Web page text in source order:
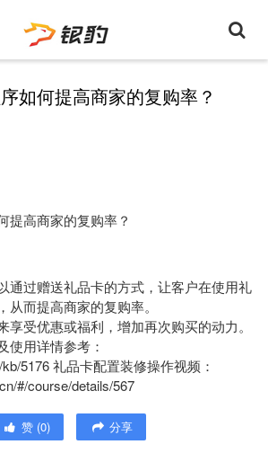
如何提高商家的复购率？
提高商家的复购率？
通过赠送礼品卡的方式，让客户在使用礼
而提高商家的复购率。
享受优惠或福利，增加再次购买的动力。
使用详情参考：
5176 礼品卡配置装修操作视频：
#/course/details/567
赞 (0) 分享